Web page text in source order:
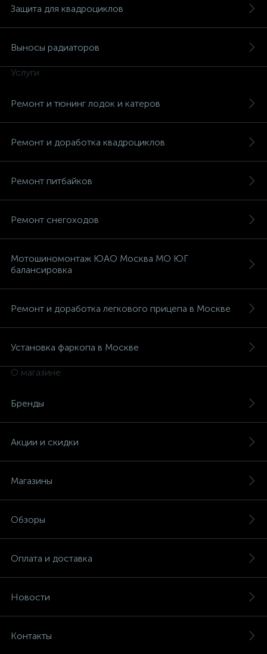
Защита для квадроциклов
Выносы радиаторов
Услуги
Ремонт и тюнинг лодок и катеров
Ремонт и доработка квадроциклов
Ремонт питбайков
Ремонт снегоходов
Мотошиномонтаж ЮАО Москва МО ЮГ
балансировка
Ремонт и доработка легкового прицепа в Москве
Установка фаркопа в Москве
О магазине
Бренды
Акции и скидки
Магазины
Обзоры
Оплата и доставка
Новости
Контакты